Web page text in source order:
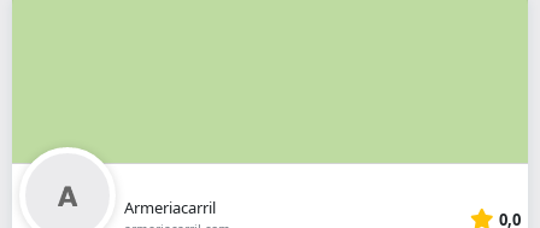
Armeriacarril
0,0